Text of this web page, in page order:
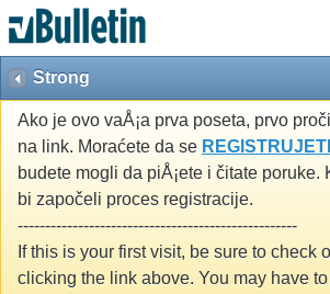
Strong
Ako je ovo vaÅ¡a prva poseta, prvo
na link. Moraćete da se
budete mogli da piÅ¡ete i čitate poruke.
bi započeli proces registracije.
---------------------------------------------------
If this is your first visit, be sure to check
clicking the link above. You may have to